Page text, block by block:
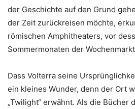
der Geschichte auf den Grund
der Zeit zurückreisen möchte,
römischen Amphitheaters, vor
Sommermonaten der
Dass Volterra seine
ein kleines Wunder, denn der Ort
„Twilight“ erwähnt. Als die Bücher